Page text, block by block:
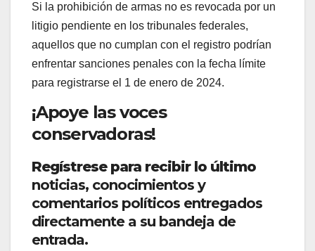
Si la prohibición de armas no es revocada por un
litigio pendiente en los tribunales federales,
aquellos que no cumplan con el registro podrían
enfrentar sanciones penales con la fecha límite
para registrarse el 1 de enero de 2024.
¡Apoye las voces
conservadoras!
Regístrese para recibir lo último
noticias, conocimientos y
comentarios políticos entregados
directamente a su bandeja de
entrada.